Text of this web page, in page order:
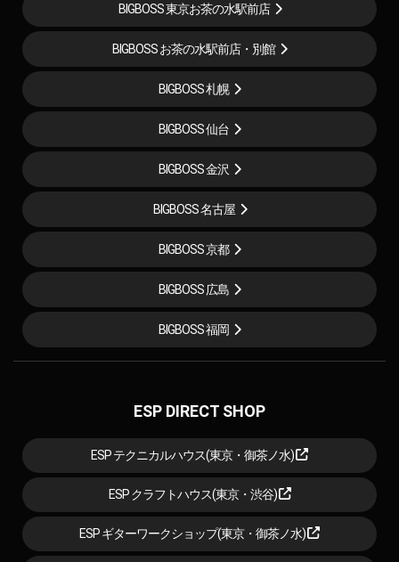
BIGBOSS 東京お茶の水駅前店
BIGBOSS お茶の水駅前店・別館
BIGBOSS 札幌
BIGBOSS 仙台
BIGBOSS 金沢
BIGBOSS 名古屋
BIGBOSS 京都
BIGBOSS 広島
BIGBOSS 福岡
ESP DIRECT SHOP
ESP テクニカルハウス(東京・御茶ノ水)
ESP クラフトハウス(東京・渋谷)
ESP ギターワークショップ(東京・御茶ノ水)